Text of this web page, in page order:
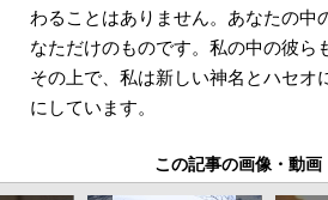
わることはありません。あなたの中
なただけのものです。私の中の彼ら
その上で、私は新しい神名とハセオ
にしています。
この記事の画像・動画